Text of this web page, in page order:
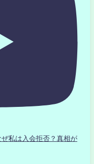
私は入会拒否？真相が